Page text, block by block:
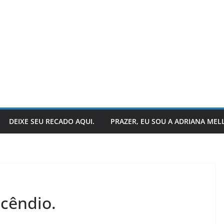
DEIXE SEU RECADO AQUI. PRAZER, EU SOU A ADRIANA